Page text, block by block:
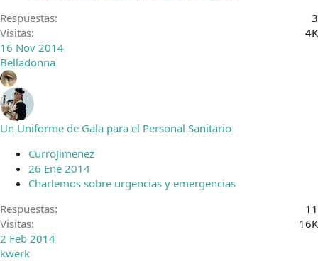
Respuestas
3
Visitas
4K
16 Nov 2014
Belladonna
Un Uniforme de Gala para el Personal Sanitario
CurroJimenez
26 Ene 2014
Charlemos sobre urgencias y emergencias
Respuestas
11
Visitas
16K
2 Feb 2014
kwerk